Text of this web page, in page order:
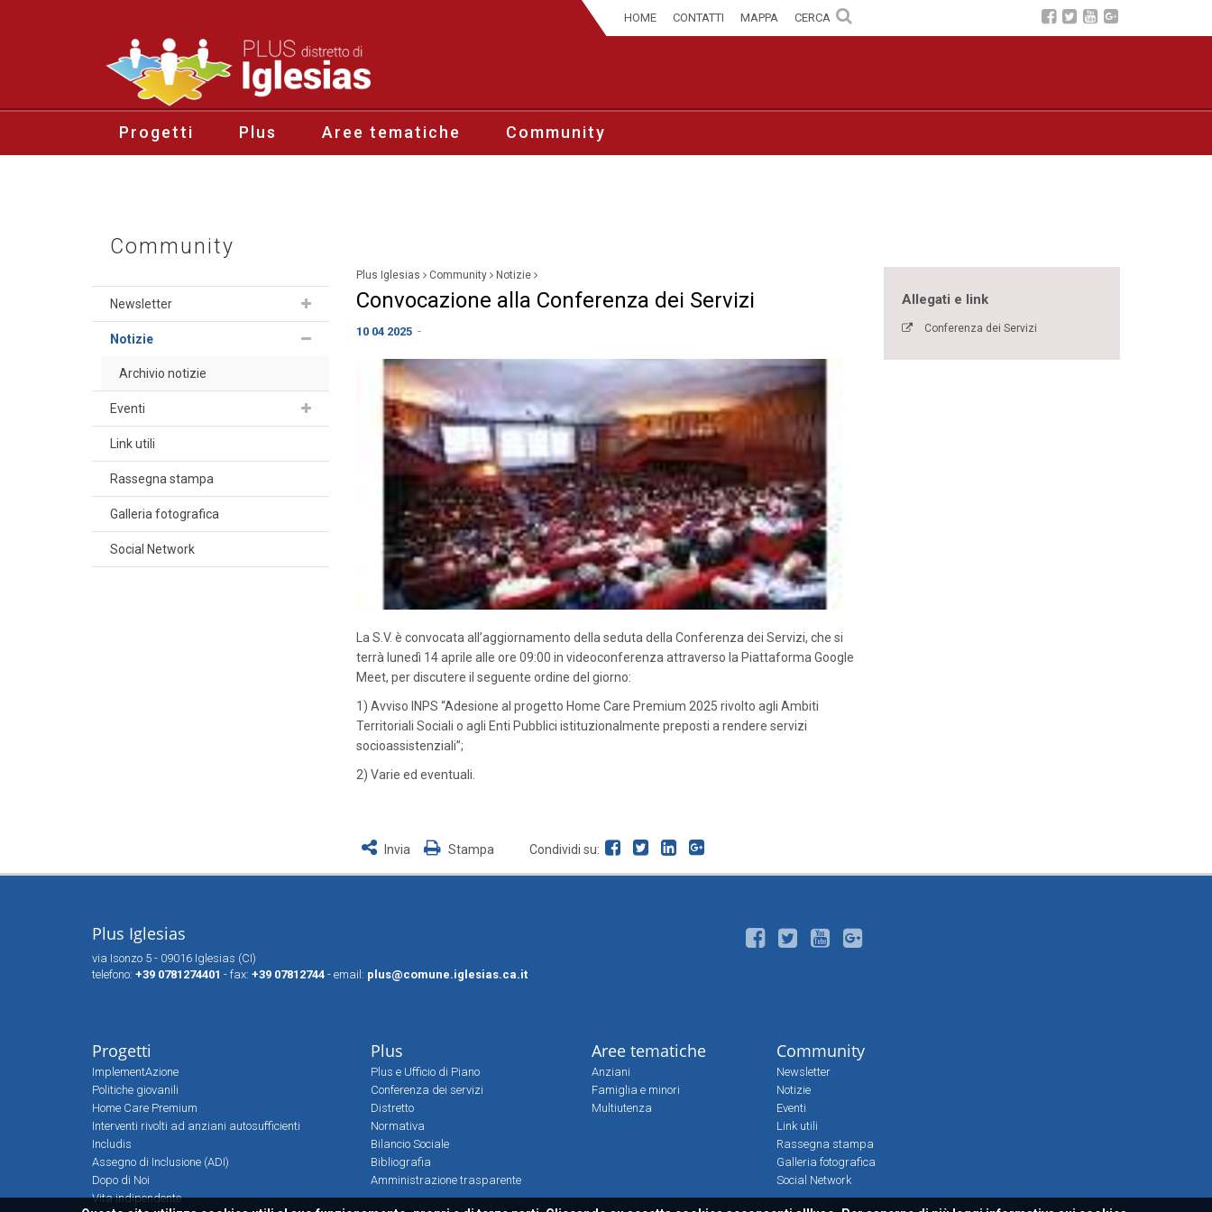
HOME CONTATTI MAPPA CERCA
Progetti Plus Aree tematiche Community
Community
Newsletter
Notizie
Archivio notizie
Eventi
Link utili
Rassegna stampa
Galleria fotografica
Social Network
Plus Iglesias Community Notizie
Convocazione alla Conferenza dei Servizi
10 04 2025-
La S.V. è convocata all’aggiornamento della seduta della Conferenza dei Servizi, che si
terrà lunedì 14 aprile alle ore 09:00 in videoconferenza attraverso la Piattaforma Google
Meet, per discutere il seguente ordine del giorno:
1) Avviso INPS “Adesione al progetto Home Care Premium 2025 rivolto agli Ambiti
Territoriali Sociali o agli Enti Pubblici istituzionalmente preposti a rendere servizi
socioassistenziali”;
2) Varie ed eventuali.
Invia Stampa Condividi su:
Allegati e link
Conferenza dei Servizi
Plus Iglesias
via Isonzo 5 - 09016 Iglesias (CI)
telefono: +39 0781274401 - fax: +39 07812744 - email: plus@comune.iglesias.ca.it
Progetti
ImplementAzione
Politiche giovanili
Home Care Premium
Interventi rivolti ad anziani autosufficienti
Includis
Assegno di Inclusione (ADI)
Dopo di Noi
Vita indipendente
Plus
Plus e Ufficio di Piano
Conferenza dei servizi
Distretto
Normativa
Bilancio Sociale
Bibliografia
Amministrazione trasparente
Aree tematiche
Anziani
Famiglia e minori
Multiutenza
Community
Newsletter
Notizie
Eventi
Link utili
Rassegna stampa
Galleria fotografica
Social Network